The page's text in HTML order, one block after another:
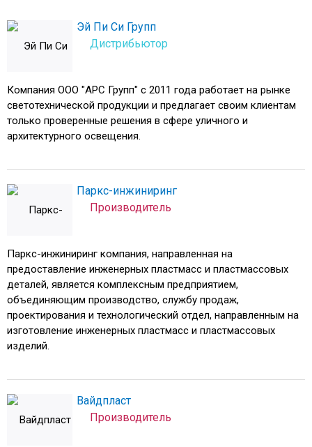
Эй Пи Си Групп
Дистрибьютор
Компания ООО "АРС Групп" с 2011 года работает на рынке
светотехнической продукции и предлагает своим клиентам
только проверенные решения в сфере уличного и
архитектурного освещения.
Паркс-инжиниринг
Производитель
Паркс-инжиниринг компания, направленная на
предоставление инженерных пластмасс и пластмассовых
деталей, является комплексным предприятием,
объединяющим производство, службу продаж,
проектирования и технологический отдел, направленным на
изготовление инженерных пластмасс и пластмассовых
изделий.
Вайдпласт
Производитель